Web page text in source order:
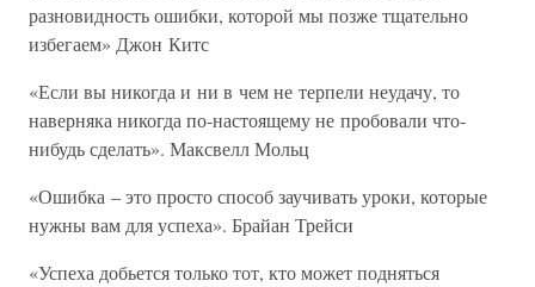
разновидность ошибки, которой мы позже тщательно
избегаем» Джон Китс
«Если вы никогда и ни в чем не терпели неудачу, то
наверняка никогда по-настоящему не пробовали что-
нибудь сделать». Максвелл Мольц
«Ошибка – это просто способ заучивать уроки, которые
нужны вам для успеха». Брайан Трейси
«Успеха добьется только тот, кто может подняться